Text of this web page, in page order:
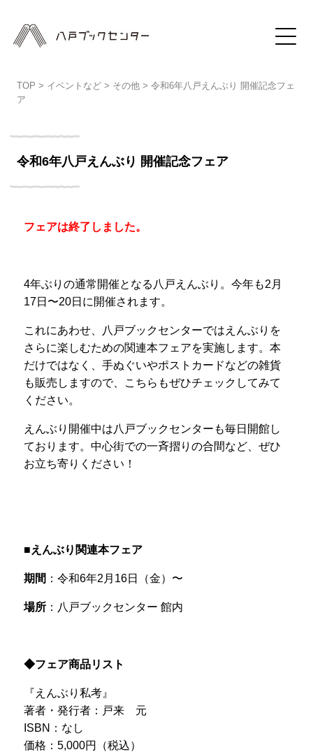
TOP > イベントなど> その他> 令和6年八戸えんぶり 開催記念フェ
ア
令和6年八戸えんぶり 開催記念フェア
フェアは終了しました。
4年ぶりの通常開催となる八戸えんぶり。今年も2月
17日〜20日に開催されます。
これにあわせ、八戸ブックセンターではえんぶりを
さらに楽しむための関連本フェアを実施します。本
だけではなく、手ぬぐいやポストカードなどの雑貨
も販売しますので、こちらもぜひチェックしてみて
ください。
えんぶり開催中は八戸ブックセンターも毎日開館し
ております。中心街での一斉摺りの合間など、ぜひ
お立ち寄りください！
■えんぶり関連本フェア
期間 ：令和6年2月16日（金）〜
場所：八戸ブックセンター 館内
◆フェア商品リスト
『えんぶり私考』
著者・発行者：戸来 元
ISBN：なし
価格：5,000円（税込）